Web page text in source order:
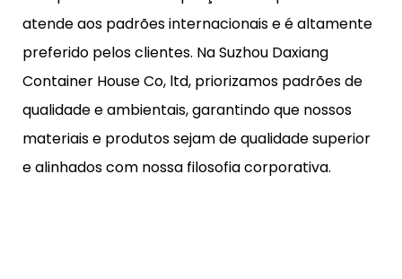
atende aos padrões internacionais e é altamente
preferido pelos clientes. Na Suzhou Daxiang
Container House Co, ltd, priorizamos padrões de
qualidade e ambientais, garantindo que nossos
materiais e produtos sejam de qualidade superior
e alinhados com nossa filosofia corporativa.